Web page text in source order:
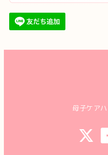
母子ケア